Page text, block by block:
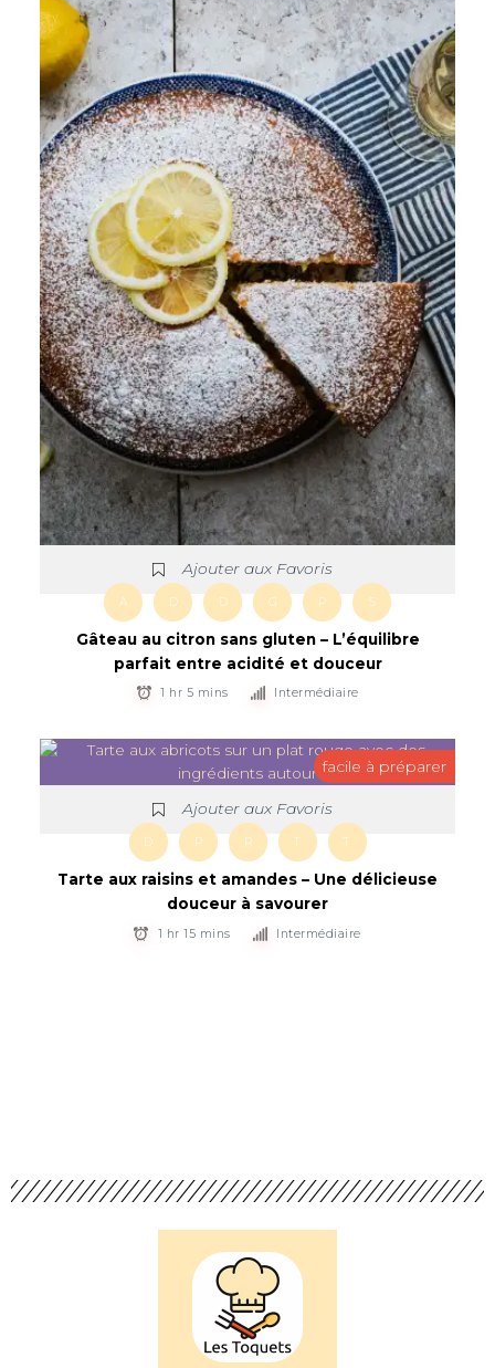
Ajouter aux Favoris
A D D G P S
Gâteau au citron sans gluten – L’équilibre
parfait entre acidité et douceur
1 hr 5 mins Intermédiaire
Ajouter aux Favoris
facile à préparer
D P R T T
Tarte aux raisins et amandes – Une délicieuse
douceur à savourer
1 hr 15 mins Intermédiaire